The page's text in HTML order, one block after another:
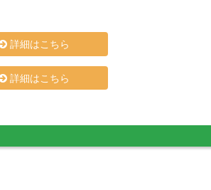
詳細はこちら
詳細はこちら